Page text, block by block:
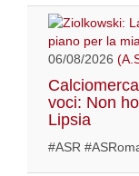
06/08/2026
voci: Non
Lipsia
#ASR